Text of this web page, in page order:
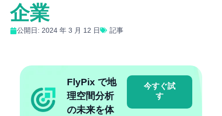
企業
公開日: 2024 年 3 月 12 日 記事
FlyPix で地
理空間分析
の未来を体
今すぐ試
す